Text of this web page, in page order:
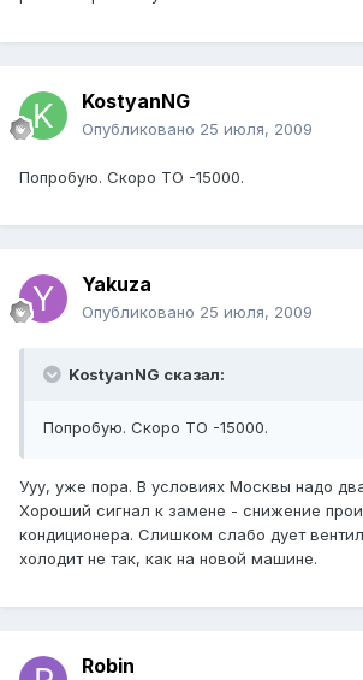
KostyanNG
Опубликовано 25 июля, 2009
Попробую. Скоро ТО -15000.
Yakuza
Опубликовано 25 июля, 2009
KostyanNG сказал:
Попробую. Скоро ТО -15000.
Ууу, уже пора. В условиях Москвы надо
Хороший сигнал к замене - снижение
кондиционера. Слишком слабо дует
холодит не так, как на новой машине.
Robin